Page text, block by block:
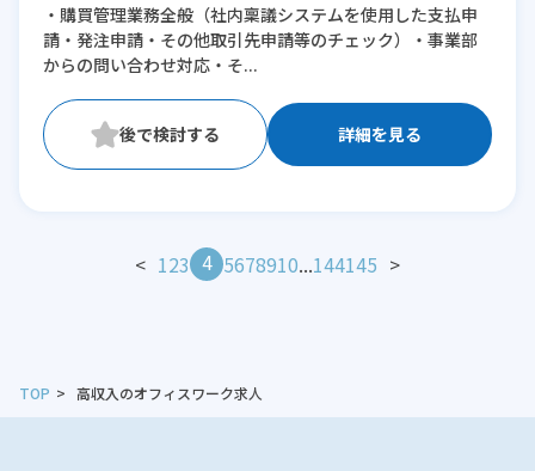
※残業：10〜20時間程度/月
・購買管理業務全般（社内稟議システムを使用した支払申
請・発注申請・その他取引先申請等のチェック）・事業部
からの問い合わせ対応・そ...
詳細を見る
< 123 4 5678910...144145 >
TOP 高収入のオフィスワーク求人